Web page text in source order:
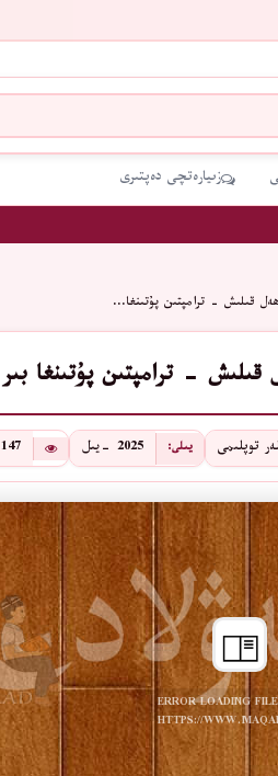
زىيارەتچى دەپتىرى
توپلىمى يىلى: 2025 -يىل 147
ERROR LOADING
HTTPS://